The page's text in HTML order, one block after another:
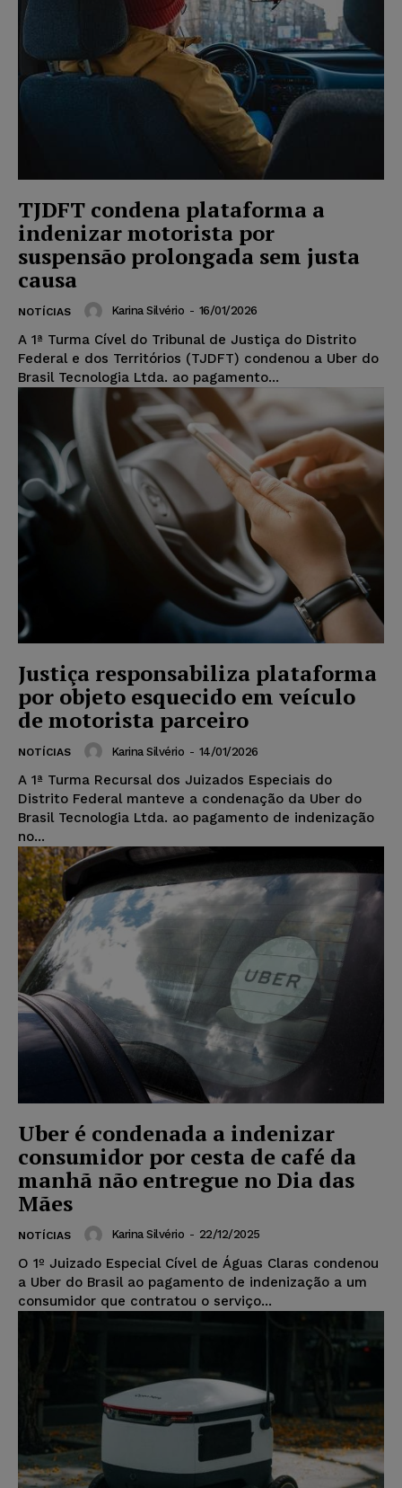
TJDFT condena plataforma a
indenizar motorista por
suspensão prolongada sem justa
causa
NOTÍCIAS Karina Silvério - 16/01/2026
A 1ª Turma Cível do Tribunal de Justiça do Distrito
Federal e dos Territórios (TJDFT) condenou a Uber do
Brasil Tecnologia Ltda. ao pagamento...
Justiça responsabiliza plataforma
por objeto esquecido em veículo
de motorista parceiro
NOTÍCIAS Karina Silvério - 14/01/2026
A 1ª Turma Recursal dos Juizados Especiais do
Distrito Federal manteve a condenação da Uber do
Brasil Tecnologia Ltda. ao pagamento de indenização
no...
Uber é condenada a indenizar
consumidor por cesta de café da
manhã não entregue no Dia das
Mães
NOTÍCIAS Karina Silvério - 22/12/2025
O 1º Juizado Especial Cível de Águas Claras condenou
a Uber do Brasil ao pagamento de indenização a um
consumidor que contratou o serviço...